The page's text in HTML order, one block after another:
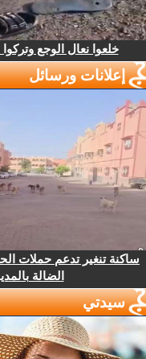
خلعوا نعال الوجع
إعلانات ورسائل
ساكنة تنغير تدعم حملات
الضالة
سيدتي